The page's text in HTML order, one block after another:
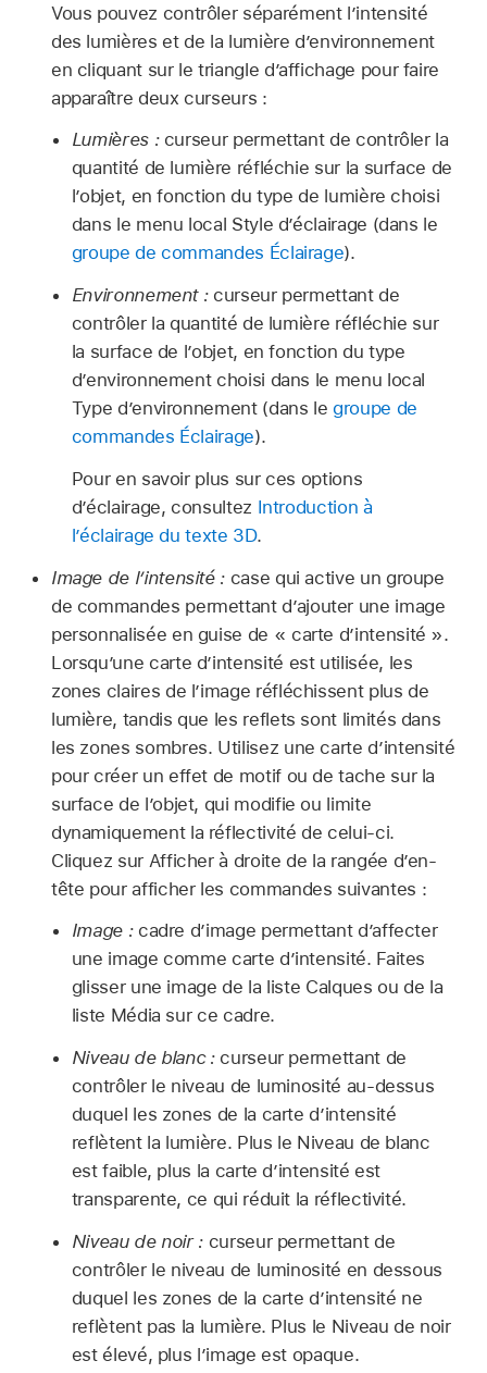
Vous pouvez contrôler séparément l’intensité
des lumières et de la lumière d’environnement
en cliquant sur le triangle d’affichage pour faire
apparaître deux curseurs :
Lumières :curseur permettant de contrôler la
quantité de lumière réfléchie sur la surface de
l’objet, en fonction du type de lumière choisi
dans le menu local Style d’éclairage (dans le
groupe de commandes Éclairage).
Environnement :curseur permettant de
contrôler la quantité de lumière réfléchie sur
la surface de l’objet, en fonction du type
d’environnement choisi dans le menu local
Type d’environnement (dans legroupe de
commandes Éclairage).
Pour en savoir plus sur ces options
d’éclairage, consultez Introduction à
l’éclairage du texte 3D.
Image de l’intensité : case qui active un groupe
de commandes permettant d’ajouter une image
personnalisée en guise de « carte d’intensité ».
Lorsqu’une carte d’intensité est utilisée, les
zones claires de l’image réfléchissent plus de
lumière, tandis que les reflets sont limités dans
les zones sombres. Utilisez une carte d’intensité
pour créer un effet de motif ou de tache sur la
surface de l’objet, qui modifie ou limite
dynamiquement la réflectivité de celui-ci.
Cliquez sur Afficher à droite de la rangée d’en-
tête pour afficher les commandes suivantes :
Image :cadre d’image permettant d’affecter
une image comme carte d’intensité. Faites
glisser une image de la liste Calques ou de la
liste Média sur ce cadre.
Niveau de blanc :curseur permettant de
contrôler le niveau de luminosité au-dessus
duquel les zones de la carte d’intensité
reflètent la lumière. Plus le Niveau de blanc
est faible, plus la carte d’intensité est
transparente, ce qui réduit la réflectivité.
Niveau de noir : curseur permettant de
contrôler le niveau de luminosité en dessous
duquel les zones de la carte d’intensité ne
reflètent pas la lumière. Plus le Niveau de noir
est élevé, plus l’image est opaque.